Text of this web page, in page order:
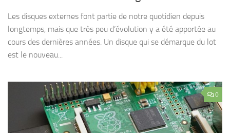
Les disques externes font partie de notre quotidien depuis
longtemps, mais que très peu d’évolution y a été apportée au
cours des dernières années. Un disque qui se démarque du lot
est le nouveau...
0